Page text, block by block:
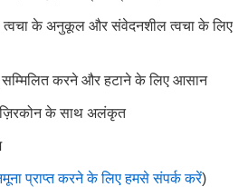
त्वचा के अनुकूल और संवेदनशील त्वचा के लिए
सम्मिलित करने और हटाने के लिए आसान
ज़िरकोन के साथ अलंकृत
प्राप्त करने के लिए हमसे संपर्क करें)